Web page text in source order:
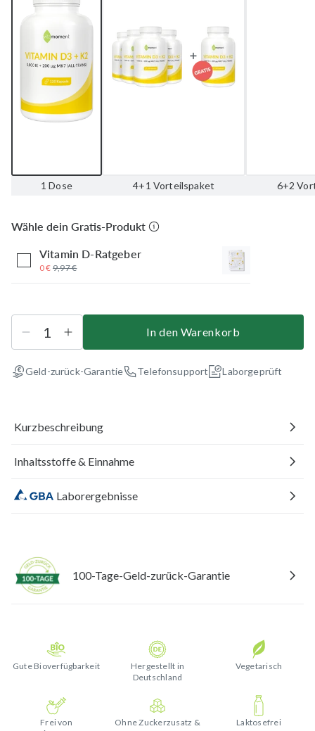
1 Dose 4+1 Vorteilspaket 6+2
Wähle dein Gratis-Produkt
Vitamin D-Ratgeber
0 € 9,97 €
In den Warenkorb
Geld-zurück-Garantie Telefonsupport Laborgeprüft
Kurzbeschreibung
Inhaltsstoffe & Einnahme
Laborergebnisse
100-Tage-Geld-zurück-Garantie
Gute Bioverfügbarkeit
Hergestellt in
Deutschland
Vegetarisch
Frei von
Ohne Zuckerzusatz &
Laktosefrei